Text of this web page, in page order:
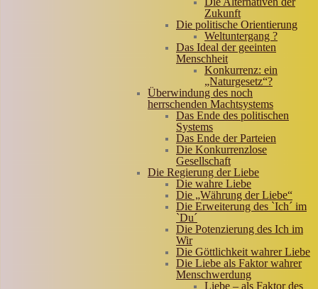
Zukunft
Die politische Orientierung
Weltuntergang ?
Das Ideal der geeinten
Menschheit
Konkurrenz: ein
„Naturgesetz“?
Überwindung des noch
herrschenden Machtsystems
Das Ende des politischen
Systems
Das Ende der Parteien
Die Konkurrenzlose
Gesellschaft
Die Regierung der Liebe
Die wahre Liebe
Die „Währung der Liebe“
Die Erweiterung des `Ich´ im
`Du´
Die Potenzierung des Ich im
Wir
Die Göttlichkeit wahrer Liebe
Die Liebe als Faktor wahrer
Menschwerdung
Liebe – als Faktor des